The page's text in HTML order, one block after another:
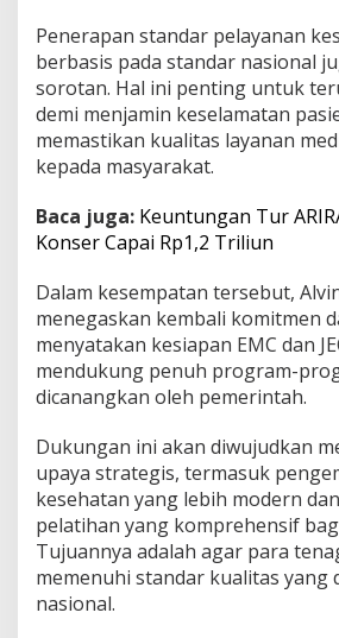
Penerapan standar pelayanan
berbasis pada standar nasional
sorotan. Hal ini penting untuk
demi menjamin keselamatan
memastikan kualitas layanan
kepada masyarakat.
Baca juga: Keuntungan Tur
Konser Capai Rp1,2 Triliun
Dalam kesempatan tersebut,
menegaskan kembali komitmen
menyatakan kesiapan EMC dan
mendukung penuh program-
dicanangkan oleh pemerintah.
Dukungan ini akan diwujudkan
upaya strategis, termasuk
kesehatan yang lebih modern
pelatihan yang komprehensif
Tujuannya adalah agar para
memenuhi standar kualitas yang
nasional.